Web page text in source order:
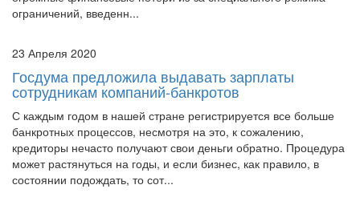
23 Апреля 2020
сотрудникам компаний-банкротов
С каждым годом в нашей стране регистрируется все больше
банкротных процессов, несмотря на это, к сожалению,
кредиторы нечасто получают свои деньги обратно. Процедура
может растянуться на годы, и если бизнес, как правило, в
состоянии подождать, то сот...
23 Апреля 2020